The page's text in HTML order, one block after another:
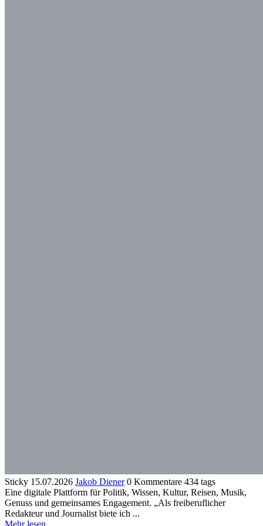
Sticky 15.07.2026 Jakob Diener 0 Kommentare 434 tags
Eine digitale Plattform für Politik, Wissen, Kultur, Reisen, Musik,
Genuss und gemeinsames Engagement. „Als freiberuflicher
Redakteur und Journalist biete ich ...
Mehr lesen